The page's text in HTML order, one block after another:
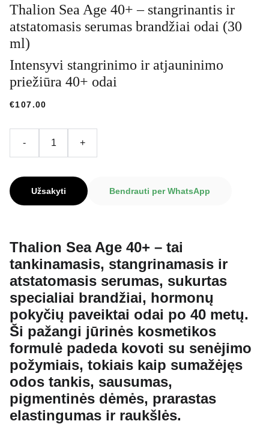
Thalion Sea Age 40+ – stangrinantis ir
atstatomasis serumas brandžiai odai (30
ml)
Intensyvi stangrinimo ir atjauninimo
priežiūra 40+ odai
€107.00
- +
Užsakyti Bendrauti per WhatsApp
Thalion Sea Age 40+ – tai
tankinamasis, stangrinamasis ir
atstatomasis serumas, sukurtas
specialiai brandžiai, hormonų
pokyčių paveiktai odai po 40 metų.
Ši pažangi jūrinės kosmetikos
formulė padeda kovoti su senėjimo
požymiais, tokiais kaip sumažėjęs
odos tankis, sausumas,
pigmentinės dėmės, prarastas
elastingumas ir raukšlės.